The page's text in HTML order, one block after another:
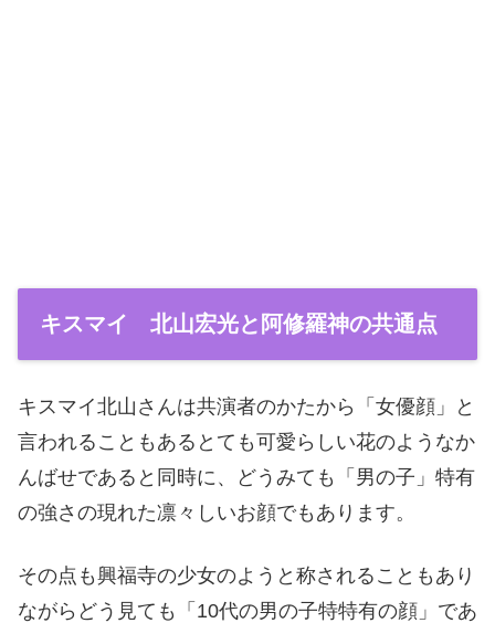
キスマイ 北山宏光と阿修羅神の共通点
キスマイ北山さんは共演者のかたから「女優顔」と
言われることもあるとても可愛らしい花のようなか
んばせであると同時に、どうみても「男の子」特有
の強さの現れた凛々しいお顔でもあります。
その点も興福寺の少女のようと称されることもあり
ながらどう見ても「10代の男の子特特有の顔」であ